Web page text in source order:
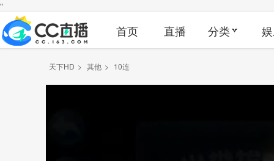
"
首页 直播 分类
天下HD > 其他 > 10连